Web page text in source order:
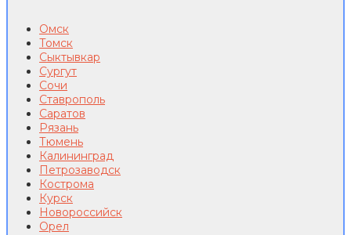
Омск
Томск
Сыктывкар
Сургут
Сочи
Ставрополь
Саратов
Рязань
Тюмень
Калининград
Петрозаводск
Кострома
Курск
Новороссийск
Орел